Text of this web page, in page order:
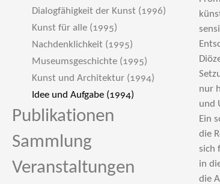
Dialogfähigkeit der Kunst (1996)
Kunst für alle (1995)
Nachdenklichkeit (1995)
Museumsgeschichte (1995)
Kunst und Architektur (1994)
Idee und Aufgabe (1994)
Publikationen
Sammlung
Veranstaltungen